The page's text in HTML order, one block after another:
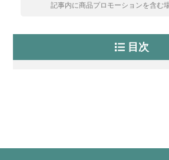
記事内に商品プロモーションを含む
目次